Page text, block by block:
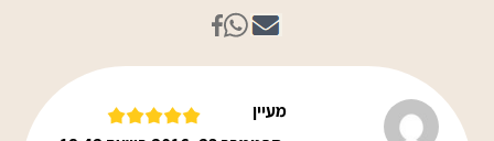
מעיין